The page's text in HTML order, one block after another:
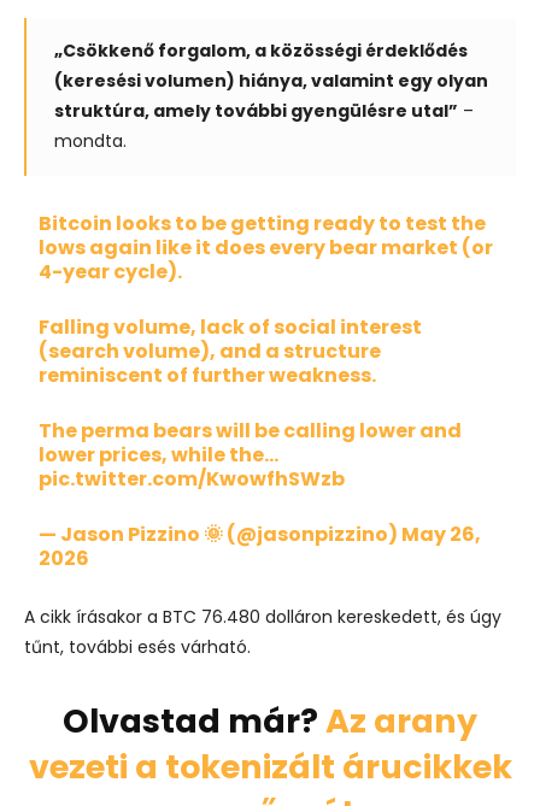
„Csökkenő forgalom, a közösségi érdeklődés
(keresési volumen) hiánya, valamint egy olyan
struktúra, amely további gyengülésre utal” –
mondta.
Bitcoin looks to be getting ready to test the
lows again like it does every bear market (or
4-year cycle).
Falling volume, lack of social interest
(search volume), and a structure
reminiscent of further weakness.
The perma bears will be calling lower and
lower prices, while the…
pic.twitter.com/KwowfhSWzb
— Jason Pizzino 🌞 (@jasonpizzino) May 26,
2026
A cikk írásakor a BTC 76.480 dolláron kereskedett, és úgy
tűnt, további esés várható.
Olvastad már?Az arany
vezeti a tokenizált árucikkek